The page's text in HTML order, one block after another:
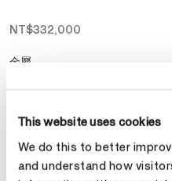
This website uses cookies
We do this to better
and understand how
NT$332,000
金屬
尺寸 戒指尺寸指南